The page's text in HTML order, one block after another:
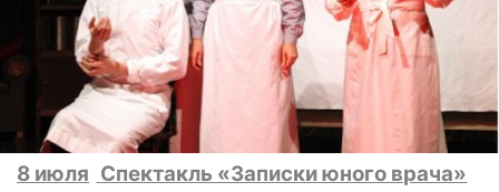
8 июля Спектакль «Записки юного врача»